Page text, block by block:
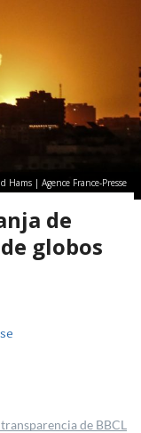
Hams | Agence France-Presse
de
globos
de BBCL